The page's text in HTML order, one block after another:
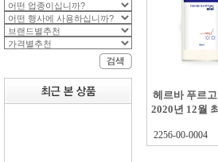
헤르바 푸르
2020년 12월
2256-00-0004